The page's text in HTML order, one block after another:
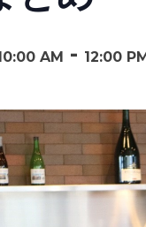
AM - 12:00